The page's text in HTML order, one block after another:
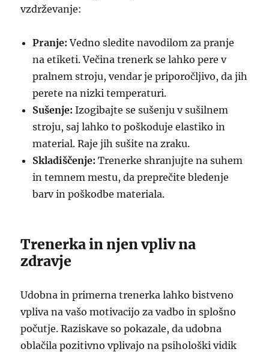
vzdrževanje:
Pranje: Vedno sledite navodilom za pranje
na etiketi. Večina trenerk se lahko pere v
pralnem stroju, vendar je priporočljivo, da jih
perete na nizki temperaturi.
Sušenje: Izogibajte se sušenju v sušilnem
stroju, saj lahko to poškoduje elastiko in
material. Raje jih sušite na zraku.
Skladiščenje: Trenerke shranjujte na suhem
in temnem mestu, da preprečite bledenje
barv in poškodbe materiala.
Trenerka in njen vpliv na
zdravje
Udobna in primerna trenerka lahko bistveno
vpliva na vašo motivacijo za vadbo in splošno
počutje. Raziskave so pokazale, da udobna
oblačila pozitivno vplivajo na psihološki vidik